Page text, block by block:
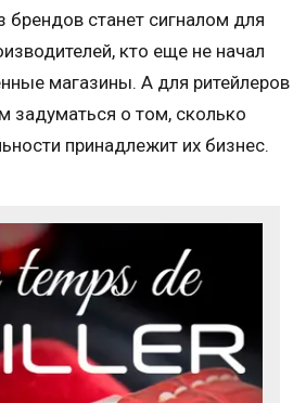
брендов станет сигналом для
кто еще не начал
магазины. А для ритейлеров
задуматься о том, сколько
принадлежит их бизнес.